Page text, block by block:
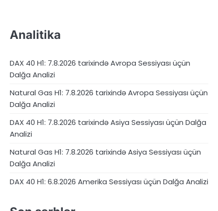
Analitika
DAX 40 H1: 7.8.2026 tarixində Avropa Sessiyası üçün
Dalğa Analizi
Natural Gas H1: 7.8.2026 tarixində Avropa Sessiyası üçün
Dalğa Analizi
DAX 40 H1: 7.8.2026 tarixində Asiya Sessiyası üçün Dalğa
Analizi
Natural Gas H1: 7.8.2026 tarixində Asiya Sessiyası üçün
Dalğa Analizi
DAX 40 H1: 6.8.2026 Amerika Sessiyası üçün Dalğa Analizi